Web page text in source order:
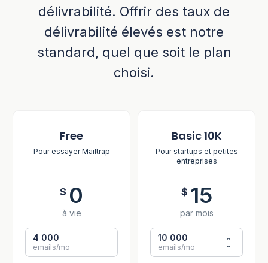
délivrabilité. Offrir des taux de
délivrabilité élevés est notre
standard, quel que soit le plan
choisi.
Free
Pour essayer Mailtrap
$ 0
à vie
4 000
emails/mo
Basic 10K
Pour startups et petites
entreprises
$ 15
par mois
10 000
emails/mo